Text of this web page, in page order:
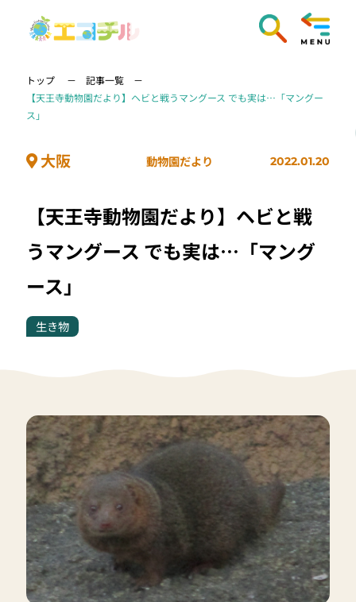
トップ
記事一覧
【天王寺動物園だより】ヘビと戦うマングース でも実は…「マングー
ス」
大阪 動物園だより 2022.01.20
【天王寺動物園だより】ヘビと戦
うマングース でも実は…「マング
ース」
生き物